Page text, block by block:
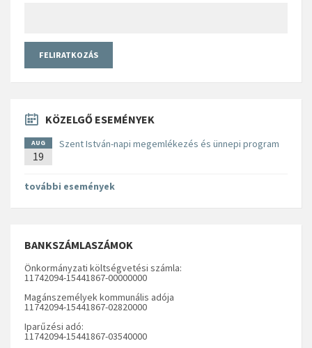
KÖZELGŐ ESEMÉNYEK
AUG
19
Szent István-napi megemlékezés és ünnepi program
további események
BANKSZÁMLASZÁMOK
Önkormányzati költségvetési számla:
11742094-15441867-00000000
Magánszemélyek kommunális adója
11742094-15441867-02820000
Iparűzési adó:
11742094-15441867-03540000